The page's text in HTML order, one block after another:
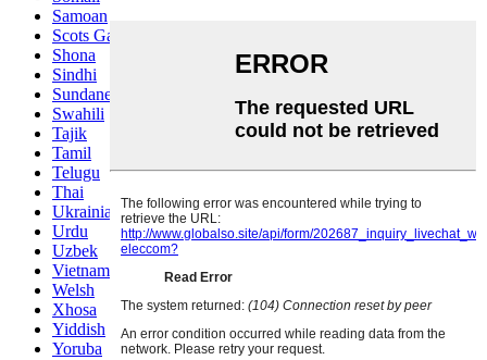
Samoan
Scots Gaelic
Shona
Sindhi
Sundanese
Swahili
Tajik
Tamil
Telugu
Thai
Ukrainian
Urdu
Uzbek
Vietnamese
Welsh
Xhosa
Yiddish
Yoruba